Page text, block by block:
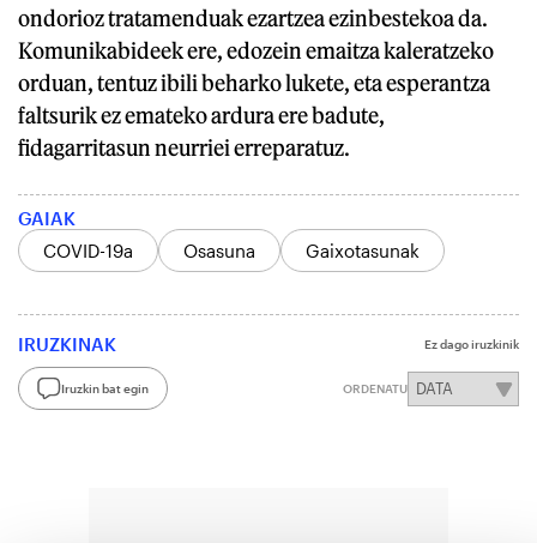
ondorioz tratamenduak ezartzea ezinbestekoa da.
Komunikabideek ere, edozein emaitza kaleratzeko
orduan, tentuz ibili beharko lukete, eta esperantza
faltsurik ez emateko ardura ere badute,
fidagarritasun neurriei erreparatuz.
GAIAK
COVID-19a
Osasuna Gaixotasunak
IRUZKINAK Ez dago iruzkinik
Iruzkin bat egin ORDENATU